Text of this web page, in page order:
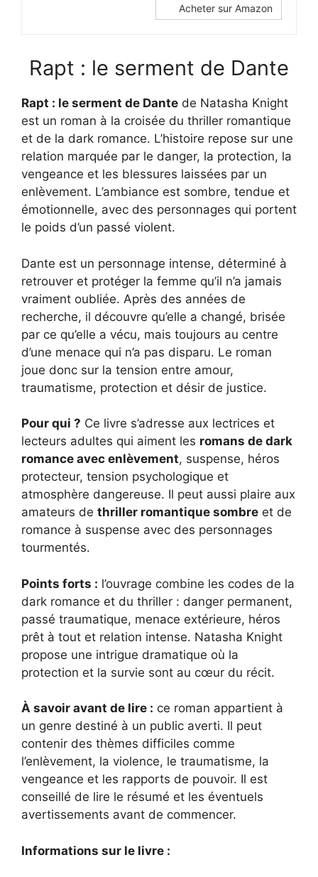
Acheter sur Amazon
Rapt : le serment de Dante
Rapt : le serment de Dante de Natasha Knight
est un roman à la croisée du thriller romantique
et de la dark romance. L’histoire repose sur une
relation marquée par le danger, la protection, la
vengeance et les blessures laissées par un
enlèvement. L’ambiance est sombre, tendue et
émotionnelle, avec des personnages qui portent
le poids d’un passé violent.
Dante est un personnage intense, déterminé à
retrouver et protéger la femme qu’il n’a jamais
vraiment oubliée. Après des années de
recherche, il découvre qu’elle a changé, brisée
par ce qu’elle a vécu, mais toujours au centre
d’une menace qui n’a pas disparu. Le roman
joue donc sur la tension entre amour,
traumatisme, protection et désir de justice.
Pour qui ? Ce livre s’adresse aux lectrices et
lecteurs adultes qui aiment les romans de dark
romance avec enlèvement, suspense, héros
protecteur, tension psychologique et
atmosphère dangereuse. Il peut aussi plaire aux
amateurs de thriller romantique sombre et de
romance à suspense avec des personnages
tourmentés.
Points forts : l’ouvrage combine les codes de la
dark romance et du thriller : danger permanent,
passé traumatique, menace extérieure, héros
prêt à tout et relation intense. Natasha Knight
propose une intrigue dramatique où la
protection et la survie sont au cœur du récit.
À savoir avant de lire : ce roman appartient à
un genre destiné à un public averti. Il peut
contenir des thèmes difficiles comme
l’enlèvement, la violence, le traumatisme, la
vengeance et les rapports de pouvoir. Il est
conseillé de lire le résumé et les éventuels
avertissements avant de commencer.
Informations sur le livre :